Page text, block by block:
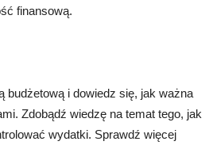
finansową.
budżetową i dowiedz się, jak ważna
Zdobądź wiedzę na temat tego, jak
wydatki. Sprawdź więcej